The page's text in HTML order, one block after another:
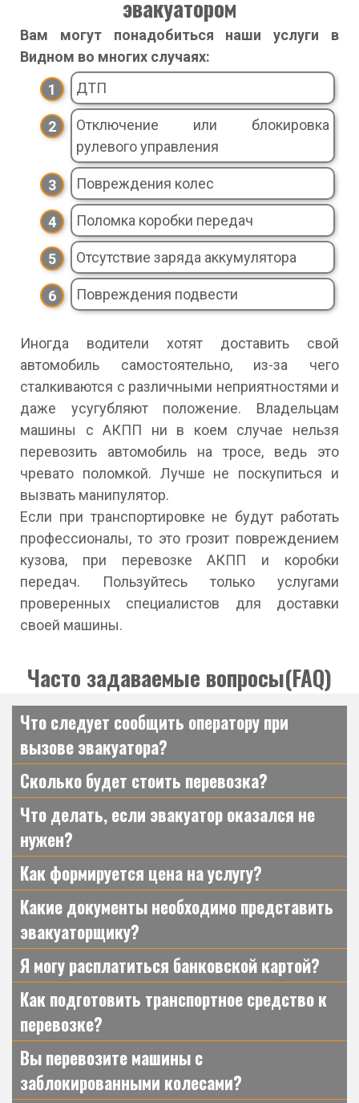
эвакуатором
Вам могут понадобиться наши услуги в
Видном во многих случаях:
ДТП
Отключение или блокировка
рулевого управления
Повреждения колес
Поломка коробки передач
Отсутствие заряда аккумулятора
Повреждения подвести
Иногда водители хотят доставить свой
автомобиль самостоятельно, из-за чего
сталкиваются с различными неприятностями и
даже усугубляют положение. Владельцам
машины с АКПП ни в коем случае нельзя
перевозить автомобиль на тросе, ведь это
чревато поломкой. Лучше не поскупиться и
вызвать манипулятор.
Если при транспортировке не будут работать
профессионалы, то это грозит повреждением
кузова, при перевозке АКПП и коробки
передач. Пользуйтесь только услугами
проверенных специалистов для доставки
своей машины.
Часто задаваемые вопросы(FAQ)
Что следует сообщить оператору при
вызове эвакуатора?
Сколько будет стоить перевозка?
Что делать, если эвакуатор оказался не
нужен?
Как формируется цена на услугу?
Какие документы необходимо представить
эвакуаторщику?
Я могу расплатиться банковской картой?
Как подготовить транспортное средство к
перевозке?
Вы перевозите машины с
заблокированными колесами?